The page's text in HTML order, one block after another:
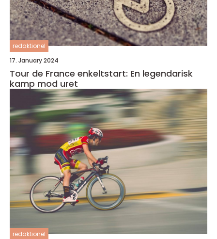
redaktionel
17. January 2024
Tour de France enkeltstart: En legendarisk
kamp mod uret
redaktionel